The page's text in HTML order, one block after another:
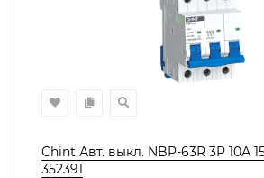
Chint Авт. выкл. NBP-63R 3P 10А
352391